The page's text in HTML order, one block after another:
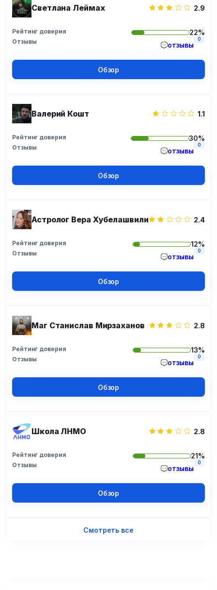
Светлана Леймах 2.9
Рейтинг доверия 22%
Отзывы отзывы
0
Обзор
Валерий Кошт 1.1
Рейтинг доверия 30%
Отзывы отзывы
0
Обзор
Астролог Вера Хубелашвили 2.4
Рейтинг доверия 12%
Отзывы отзывы
0
Обзор
Маг Станислав Мирзаханов 2.8
Рейтинг доверия 13%
Отзывы отзывы
0
Обзор
Школа ЛНМО 2.8
Рейтинг доверия 21%
Отзывы отзывы
0
Обзор
Смотреть все